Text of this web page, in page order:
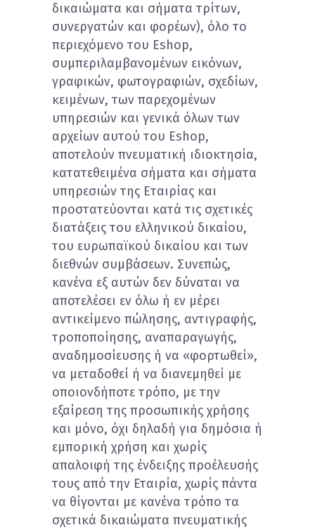
δικαιώματα και σήματα τρίτων,
συνεργατών και φορέων), όλο το
περιεχόμενο του Eshop,
συμπεριλαμβανομένων εικόνων,
γραφικών, φωτογραφιών, σχεδίων,
κειμένων, των παρεχομένων
υπηρεσιών και γενικά όλων των
αρχείων αυτού του Eshop,
αποτελούν πνευματική ιδιοκτησία,
κατατεθειμένα σήματα και σήματα
υπηρεσιών της Eταιρίας και
προστατεύονται κατά τις σχετικές
διατάξεις του ελληνικού δικαίου,
του ευρωπαϊκού δικαίου και των
διεθνών συμβάσεων. Συνεπώς,
κανένα εξ αυτών δεν δύναται να
αποτελέσει εν όλω ή εν μέρει
αντικείμενο πώλησης, αντιγραφής,
τροποποίησης, αναπαραγωγής,
αναδημοσίευσης ή να «φορτωθεί»,
να μεταδοθεί ή να διανεμηθεί με
οποιονδήποτε τρόπο, με την
εξαίρεση της προσωπικής χρήσης
και μόνο, όχι δηλαδή για δημόσια ή
εμπορική χρήση και χωρίς
απαλοιφή της ένδειξης προέλευσής
τους από την Εταιρία, χωρίς πάντα
να θίγονται με κανένα τρόπο τα
σχετικά δικαιώματα πνευματικής